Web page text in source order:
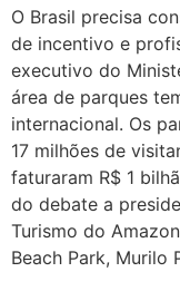
O Brasil precisa
de incentivo e
executivo do
área de parques
internacional. Os
17 milhões de
faturaram R$ 1
do debate a
Turismo do
Beach Park, Murilo